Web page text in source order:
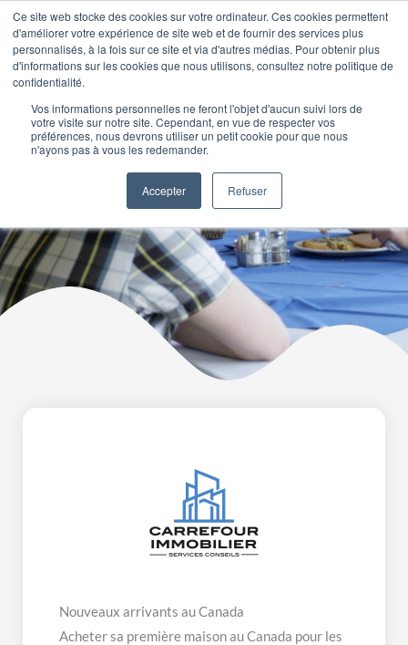
Ce site web stocke des cookies sur votre ordinateur. Ces cookies permettent
d'améliorer votre expérience de site web et de fournir des services plus
personnalisés, à la fois sur ce site et via d'autres médias. Pour obtenir plus
d'informations sur les cookies que nous utilisons, consultez notre politique de
confidentialité.
Vos informations personnelles ne feront l'objet d'aucun suivi lors de
votre visite sur notre site. Cependant, en vue de respecter vos
préférences, nous devrons utiliser un petit cookie pour que nous
n'ayons pas à vous les redemander.
Accepter Refuser
Aller
au
contenu
Panier
Nos Articles
Nouveaux arrivants au
Canada
Nouveaux arrivants au Canada
Acheter sa première maison au Canada pour les